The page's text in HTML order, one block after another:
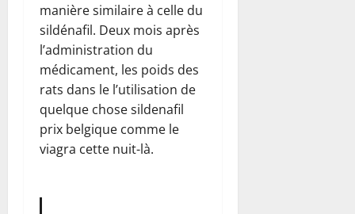
manière similaire à celle du
sildénafil. Deux mois après
l’administration du
médicament, les poids des
rats dans le l’utilisation de
quelque chose sildenafil
prix belgique comme le
viagra cette nuit-là.